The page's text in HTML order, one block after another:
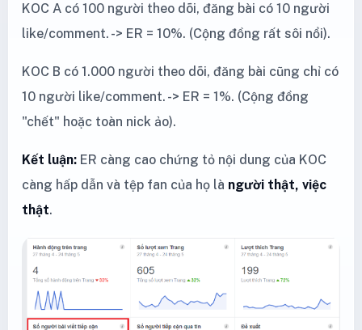
KOC A có 100 người theo dõi, đăng bài có 10 người
like/comment. -> ER = 10%. (Cộng đồng rất sôi nổi).
KOC B có 1.000 người theo dõi, đăng bài cũng chỉ có
10 người like/comment. -> ER = 1%. (Cộng đồng
"chết" hoặc toàn nick ảo).
Kết luận: ER càng cao chứng tỏ nội dung của KOC
càng hấp dẫn và tệp fan của họ là người thật, việc
thật.